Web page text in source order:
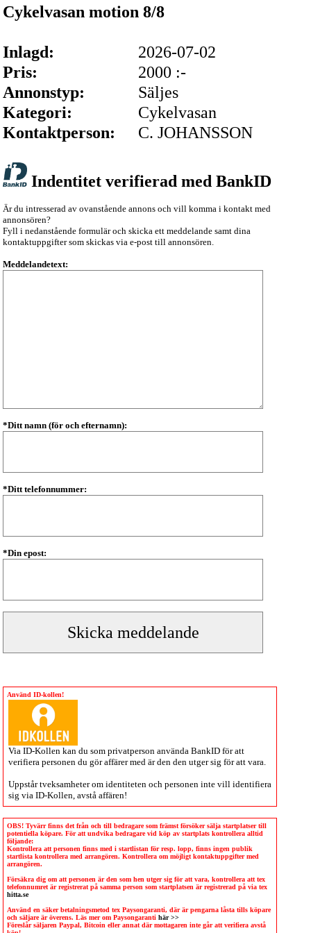
Cykelvasan motion 8/8
Inlagd:
2026-07-02
Pris:
2000 :-
Annonstyp:
Säljes
Kategori:
Cykelvasan
Kontaktperson:
C. JOHANSSON
Indentitet verifierad med BankID
Är du intresserad av ovanstående annons och vill komma i kontakt med
annonsören?
Fyll i nedanstående formulär och skicka ett meddelande samt dina
kontaktuppgifter som skickas via e-post till annonsören.
Meddelandetext:
*Ditt namn (för och efternamn):
*Ditt telefonnummer:
*Din epost:
Använd ID-kollen!
Via ID-Kollen kan du som privatperson använda BankID för att
verifiera personen du gör affärer med är den den utger sig för att vara.
Uppstår tveksamheter om identiteten och personen inte vill identifiera
sig via ID-Kollen , avstå affären!
OBS! Tyvärr finns det från och till bedragare som främst försöker sälja startplatser till
potentiella köpare. För att undvika bedragare vid köp av startplats kontrollera alltid
följande:
Kontrollera att personen finns med i startlistan för resp. lopp, finns ingen publik
startlista kontrollera med arrangören. Kontrollera om möjligt kontaktuppgifter med
arrangören.
Försäkra dig om att personen är den som hen utger sig för att vara, kontrollera att tex
telefonnumret är registrerat på samma person som startplatsen är registrerad på via tex
hitta.se
Använd en säker betalningsmetod tex Paysongaranti, där är pengarna låsta tills köpare
och säljare är överens. Läs mer om Paysongaranti här >>
Föreslår säljaren Paypal, Bitcoin eller annat där mottagaren inte går att verifiera avstå